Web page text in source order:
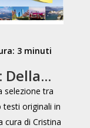
3 minuti
selezione tra
testi originali in
cura di Cristina